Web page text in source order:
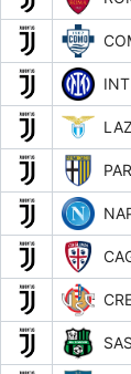
INT
LAZ
PAR
SAS